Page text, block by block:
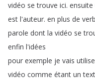
vidéo se trouve ici. ensuite
est l'auteur. en plus de
parole dont la vidéo se
enfin l'idées
pour exemple je vais
vidéo comme étant un